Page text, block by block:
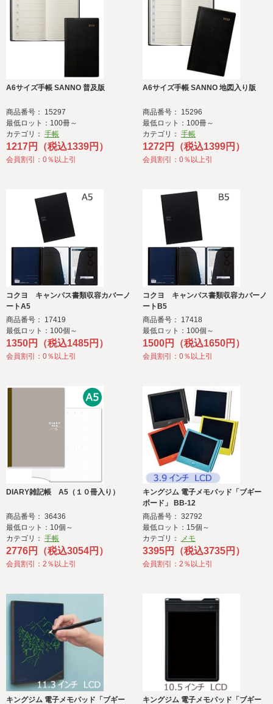
A6サイズ手帳 SANNO 普及版
商品番号： 15297
最低ロット：100冊～
カテゴリ： 手帳
1217円（税込1339円）
会員割引：0％以上引
A6サイズ手帳 SANNO 地図入り版
商品番号： 15296
最低ロット：100冊～
カテゴリ： 手帳
1272円（税込1399円）
会員割引：0％以上引
コクヨ キャンパス書類収容カバーノ
ートA5
商品番号： 17419
最低ロット：100個～
1350円（税込1485円）
会員割引：0％以上引
コクヨ キャンパス書類収容カバーノ
ートB5
商品番号： 17418
最低ロット：100個～
1500円（税込1650円）
会員割引：0％以上引
DIARY雑記帳 A5（１０冊入り）
商品番号： 36436
最低ロット：10個～
カテゴリ： 手帳
2776円（税込3054円）
会員割引：2％以上引
キングジム 電子メモパッド「ブギー
ボード」 BB-12
商品番号： 32792
最低ロット：15個～
カテゴリ：
メモ
3395円（税込3735円）
会員割引：2％以上引
キングジム 電子メモパッド「ブギー キングジム 電子メモパッド「ブギー